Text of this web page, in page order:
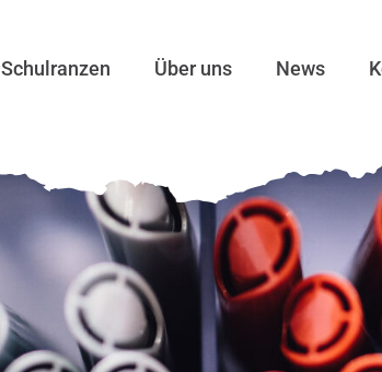
Schulranzen Über uns News